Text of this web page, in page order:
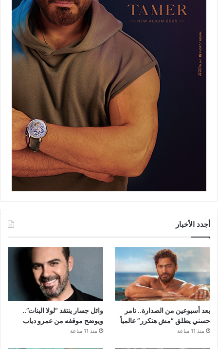
أجدد الأخبار
بعد أسبوعين من الصدارة.. تامر
حسني يطلق “مش هتكرر” عالمياً
منذ 11 ساعة
وائل جسار ينتقد “لولا البنات”..
ويوضح موقفه من عمرو دياب
منذ 11 ساعة